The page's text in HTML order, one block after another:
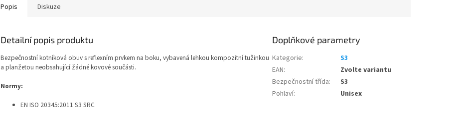
Popis Diskuze
Detailní popis produktu
Bezpečnostní kotníková obuv s reflexním prvkem na boku, vybavená lehkou kompozitní tužinkou
a planžetou neobsahující žádné kovové součásti.
Normy:
EN ISO 20345:2011 S3 SRC
Doplňkové parametry
Kategorie:
S3
EAN:
Zvolte variantu
Bezpečnostní třída:
S3
Pohlaví: Unisex